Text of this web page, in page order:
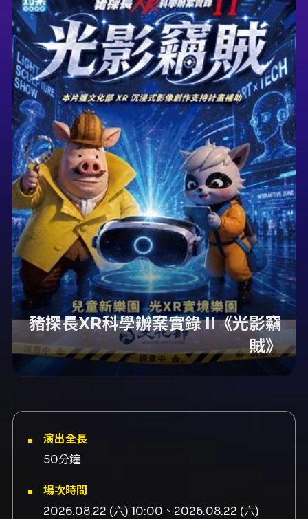
豬探長XR科學辦案實錄 II《光影竊
賊》
演出全長
50分鐘
場次時間
2026.08.22 (六) 10:00、2026.08.22 (六)